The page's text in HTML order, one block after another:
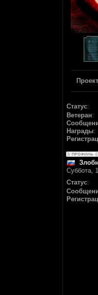
Статус:
Ветеран:
Награды:
Суббота,
Статус: